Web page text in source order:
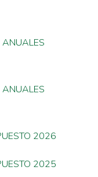
ANUALES
ANUALES
2026
2025